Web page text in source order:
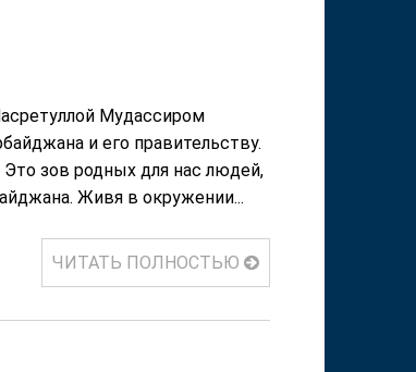
Мудассиром
и его правительству.
зов родных для нас людей,
Живя в окружении...
ЧИТАТЬ ПОЛНОСТЬЮ